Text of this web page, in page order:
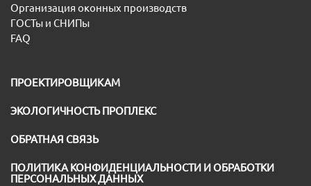
Организация оконных производств
ГОСТы и СНИПы
FAQ
ПРОЕКТИРОВЩИКАМ
ЭКОЛОГИЧНОСТЬ ПРОПЛЕКС
ОБРАТНАЯ СВЯЗЬ
ПОЛИТИКА КОНФИДЕНЦИАЛЬНОСТИ И ОБРАБОТКИ
ПЕРСОНАЛЬНЫХ ДАННЫХ